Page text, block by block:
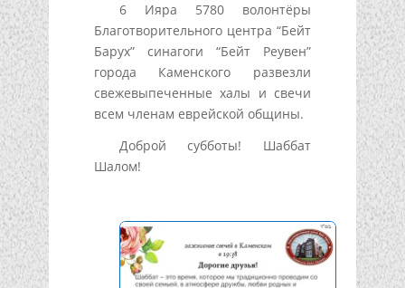
6 Ияра 5780 волонтёры
Благотворительного центра “Бейт
Барух” синагоги “Бейт Реувен”
города Каменского развезли
свежевыпеченные халы и свечи
всем членам еврейской общины.
Доброй субботы! Шаббат
Шалом!